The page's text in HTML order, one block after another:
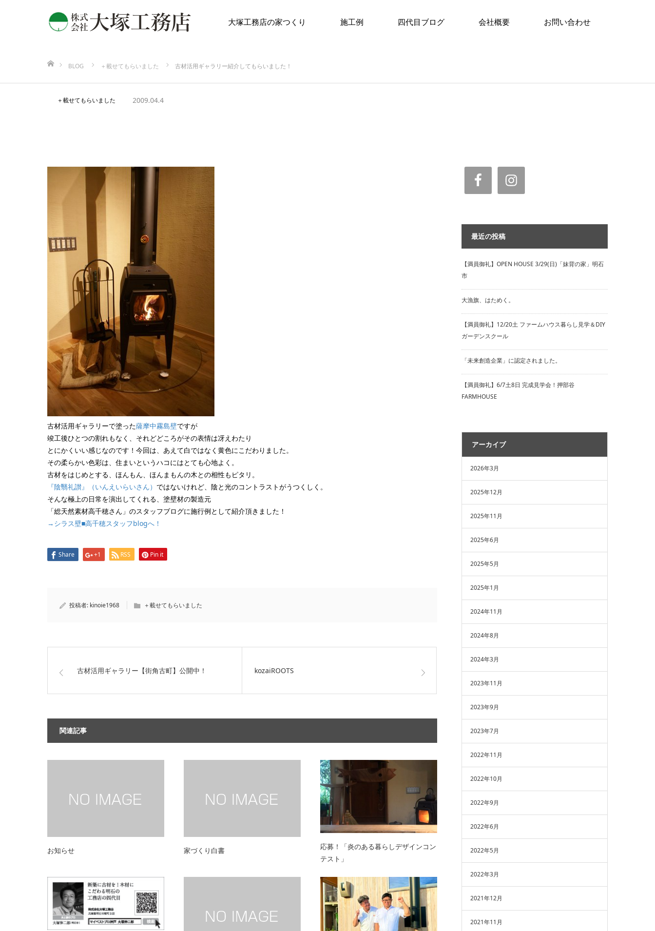
大塚工務店の家つくり 施工例 四代目ブログ 会社概要 お問い合わせ
BLOG
＋載せてもらいました 古材活用ギャラリー紹介してもらいました！
＋載せてもらいました 2009.04.4
古材活用ギャラリーで塗った薩摩中霧島壁ですが
竣工後ひとつの割れもなく、それどどころがその表情は冴えわたり
とにかくいい感じなのです！今回は、あえて白ではなく黄色にこだわりました。
その柔らかい色彩は、住まいというハコにはとても心地よく。
古材をはじめとする、ほんもん、ほんまもんの木との相性もピタリ。
『陰翳礼讃』（いんえいらいさん） ではないけれど、陰と光のコントラストがうつくしく。
そんな極上の日常を演出してくれる、塗壁材の製造元
「総天然素材高千穂さん」のスタッフブログに施行例として紹介頂きました！
→シラス壁■高千穂スタッフblogへ！
Share +1 RSS Pin it
投稿者: kinoie1968 ＋載せてもらいました
古材活用ギャラリー【街角古町】公開中！ kozaiROOTS
関連記事
お知らせ 家づくり白書
応募！「炎のある暮らしデザインコン
テスト」
最近の投稿
【満員御礼】OPEN HOUSE 3/29(日)「妹背の家」明石
市
大漁旗、はためく。
【満員御礼】12/20土 ファームハウス暮らし見学＆DIY
ガーデンスクール
「未来創造企業」に認定されました。
【満員御礼】6/7土8日 完成見学会！押部谷
FARMHOUSE
アーカイブ
2026年3月
2025年12月
2025年11月
2025年6月
2025年5月
2025年1月
2024年11月
2024年8月
2024年3月
2023年11月
2023年9月
2023年7月
2022年11月
2022年10月
2022年9月
2022年6月
2022年5月
2022年3月
2021年12月
2021年11月